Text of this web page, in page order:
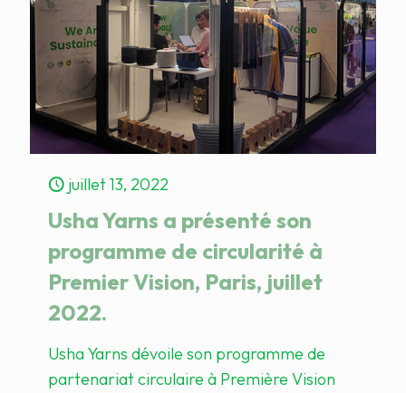
juillet 13, 2022
Usha Yarns a présenté son
programme de circularité à
Premier Vision, Paris, juillet
2022.
​Usha Yarns dévoile son programme de
partenariat circulaire à Première Vision